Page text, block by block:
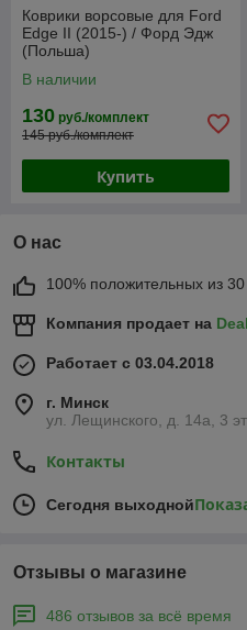
Коврики ворсовые для Ford
Edge II (2015-) / Форд Эдж
(Польша)
В наличии
130 руб./комплект
145 руб./комплект
Купить
О нас
100% положительных из 30
Компания продает на
Работает с 03.04.2018
г. Минск
ул. Лещинского, д. 14а, 3
Контакты
Сегодня выходной
Отзывы о магазине
486 отзывов за всё время